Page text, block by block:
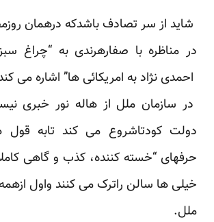
شاید از سر تصادف باشدکه درهمان
در مناظره با صفارهرندی به “چراغ
احمدی نژاد به امریکائی ها” اشاره می
در سازمان ملل از هاله نور خبری
دولت کودتاشروع می کند تابه قول
حرفهای “خسته کننده، کذب و گاهی
خیلی ها سالن راترک می کنند واول
ملل.